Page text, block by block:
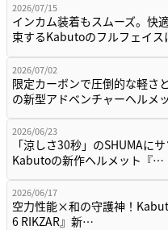
2026/07/15
インカム装着もスムーズ。快
束するKabutoのフルフェイ
2026/07/02
限定カーボンで圧倒的な軽さ
の新型アドベンチャーヘルメ
2026/06/23
「涼しさ30秒」のSHUMAに
Kabutoの新作ヘルメット『…
2026/06/17
空力性能×和の守護神！
6 RIKZAR』新…